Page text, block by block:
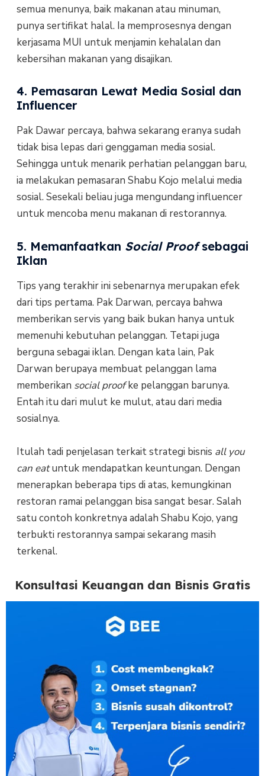
semua menunya, baik makanan atau minuman,
punya sertifikat halal. Ia memprosesnya dengan
kerjasama MUI untuk menjamin kehalalan dan
kebersihan makanan yang disajikan.
4. Pemasaran Lewat Media Sosial dan
Influencer
Pak Dawar percaya, bahwa sekarang eranya sudah
tidak bisa lepas dari genggaman media sosial.
Sehingga untuk menarik perhatian pelanggan baru,
ia melakukan pemasaran Shabu Kojo melalui media
sosial. Sesekali beliau juga mengundang influencer
untuk mencoba menu makanan di restorannya.
5. Memanfaatkan Social Proofsebagai
Iklan
Tips yang terakhir ini sebenarnya merupakan efek
dari tips pertama. Pak Darwan, percaya bahwa
memberikan servis yang baik bukan hanya untuk
memenuhi kebutuhan pelanggan. Tetapi juga
berguna sebagai iklan. Dengan kata lain, Pak
Darwan berupaya membuat pelanggan lama
memberikan social proofke pelanggan barunya.
Entah itu dari mulut ke mulut, atau dari media
sosialnya.
Itulah tadi penjelasan terkait strategi bisnis all you
can eatuntuk mendapatkan keuntungan. Dengan
menerapkan beberapa tips di atas, kemungkinan
restoran ramai pelanggan bisa sangat besar. Salah
satu contoh konkretnya adalah Shabu Kojo, yang
terbukti restorannya sampai sekarang masih
terkenal.
Konsultasi Keuangan dan Bisnis Gratis